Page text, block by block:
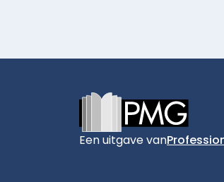
Een uitgave van